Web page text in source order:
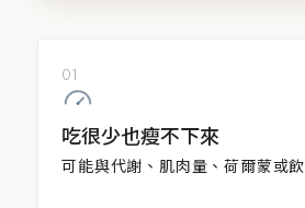
01
吃很少也瘦不下來
可能與代謝、肌肉量、荷爾蒙或